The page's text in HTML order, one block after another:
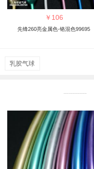
￥ 106
先锋260亮金属色-铬混色99695
乳胶气球